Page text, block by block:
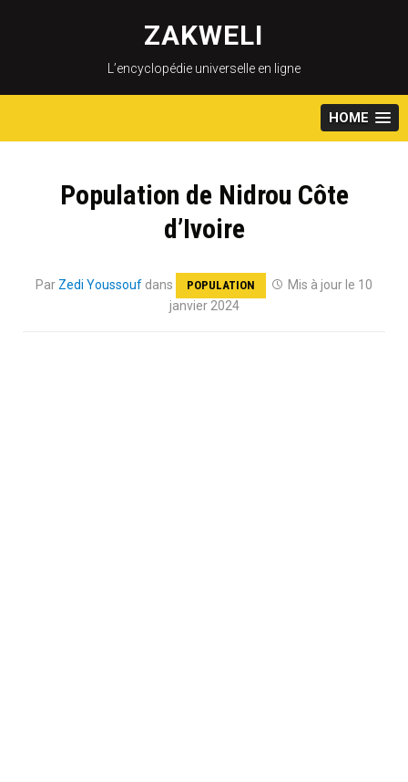
content
ZAKWELI
L’encyclopédie universelle en ligne
HOME
Population de Nidrou Côte
d’Ivoire
Par Zedi Youssouf dans POPULATION
Mis à jour le 10
janvier 2024